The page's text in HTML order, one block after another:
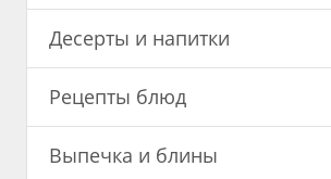
Десерты и напитки
Рецепты блюд
Выпечка и блины